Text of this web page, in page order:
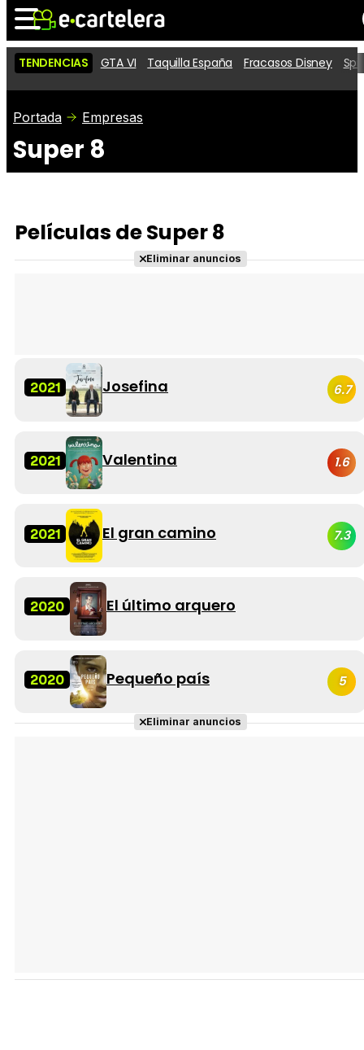
Noticias
Series
Críticas
Entradas
TENDENCIAS GTA VI Taquilla España Fracasos Disney
Portada Empresas
Super 8
Películas de Super 8
Eliminar anuncios
2021 Josefina 6.7
2021 Valentina 1.6
2021 El gran camino 7.3
2020 El último arquero
2020 Pequeño país 5
Eliminar anuncios